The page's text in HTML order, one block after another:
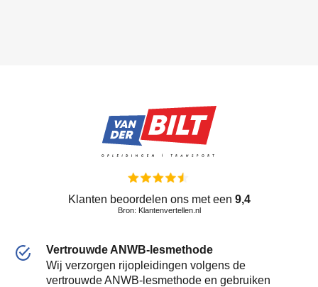
Klanten beoordelen ons met een 9,4
Bron: Klantenvertellen.nl
Vertrouwde ANWB-lesmethode
Wij verzorgen rijopleidingen volgens de
vertrouwde ANWB-lesmethode en gebruiken